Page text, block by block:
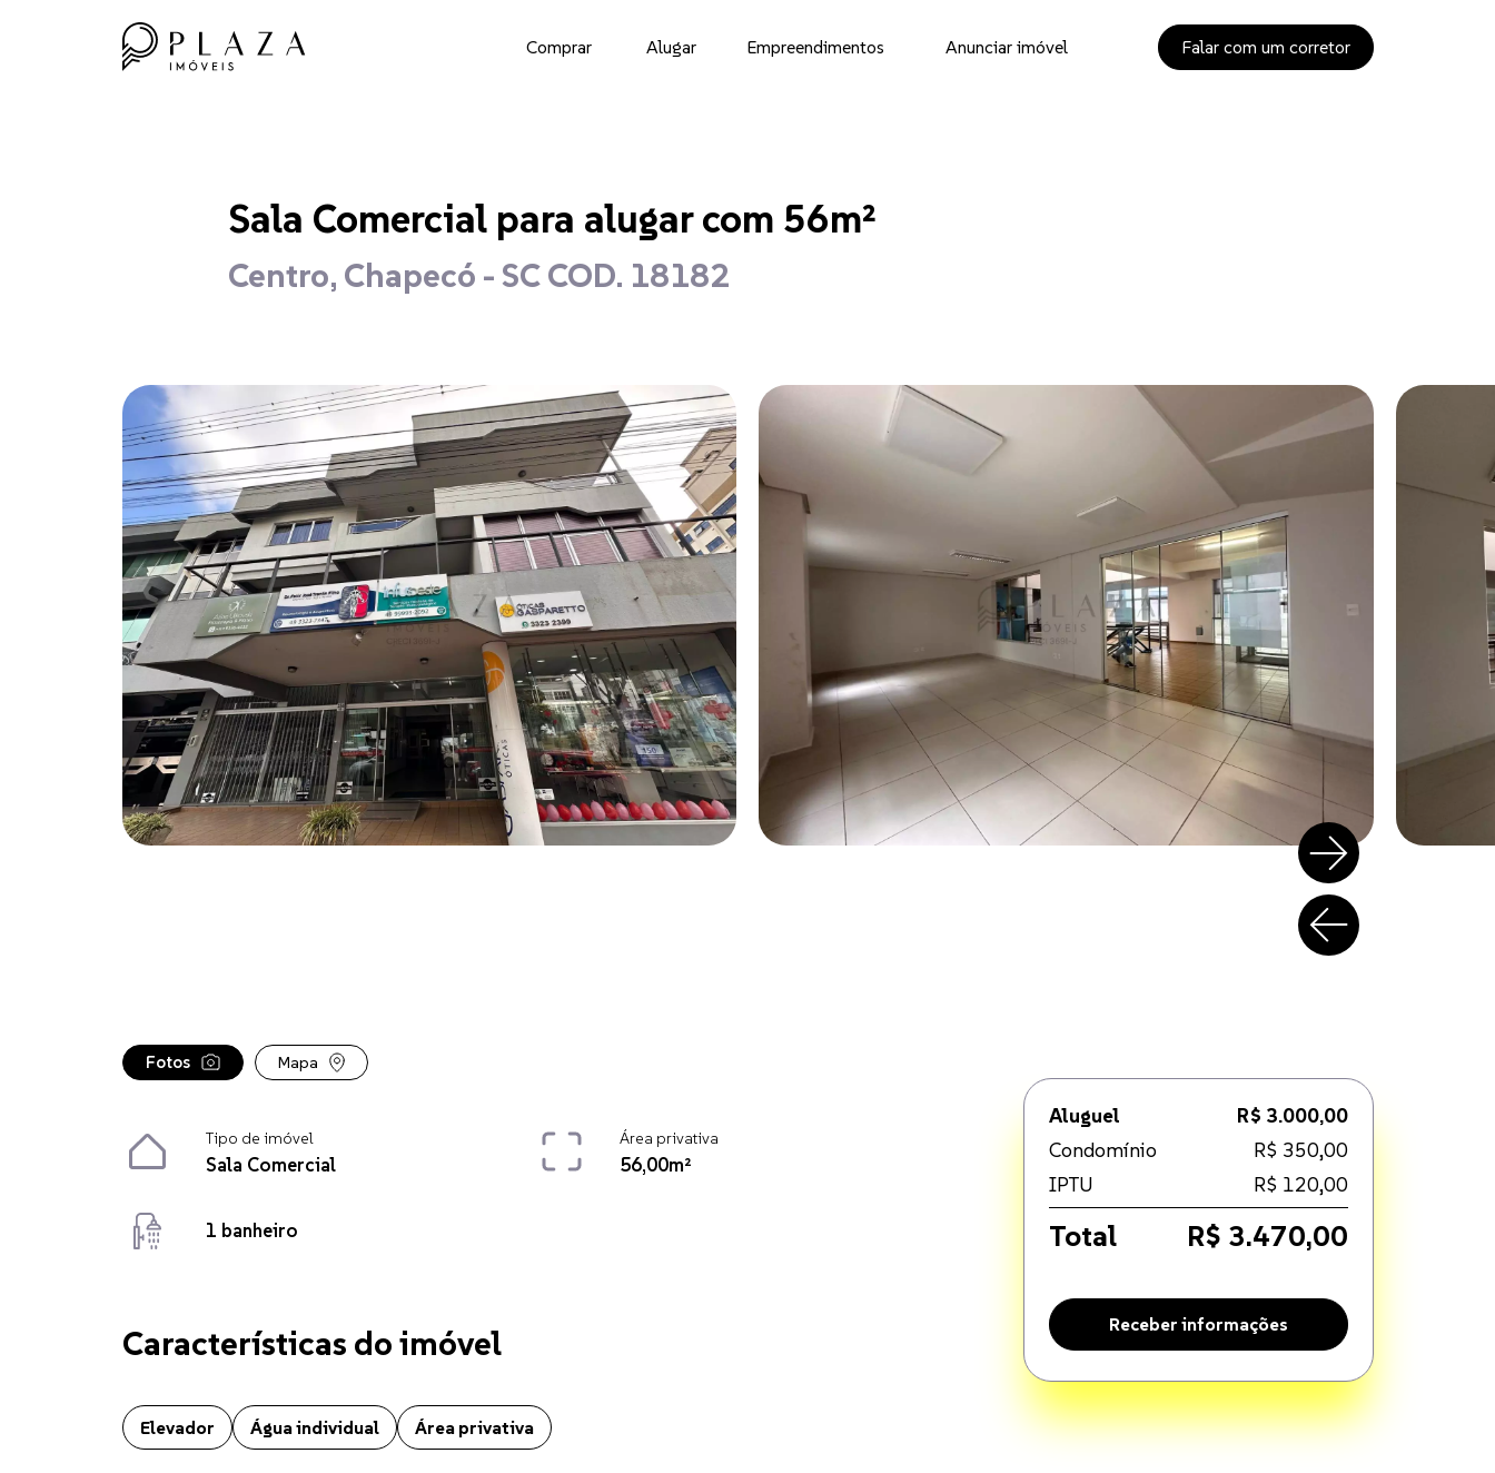
Comprar Alugar Empreendimentos Anunciar imóvel Falar com um corretor
Sala Comercial para alugar com 56m²
Centro, Chapecó - SC COD. 18182
Fotos Mapa
Tipo de imóvel
Sala Comercial
Área privativa
56,00m²
1 banheiro
Sala Comercial localizado no bairro Centro em Chapecó. O imóvel conta ainda com Elevador, Água individual, Área privativa. Disponível por R$ 3.000,00.
Características do imóvel
Elevador Água individual Área privativa
Aluguel
R$ 3.000,00
Condomínio
R$ 350,00
IPTU
R$ 120,00
Total R$ 3.470,00
Receber informações